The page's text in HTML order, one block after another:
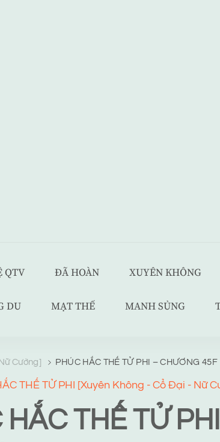
QTV ĐÃ HOÀN XUYÊN KHÔNG
DU MẠT THẾ MANH SỦNG
Cường] PHÚC HẮC THẾ TỬ PHI – CHƯƠNG 45F
THẾ TỬ PHI [Xuyên Không - Cổ Đại - Nữ
HẮC THẾ TỬ